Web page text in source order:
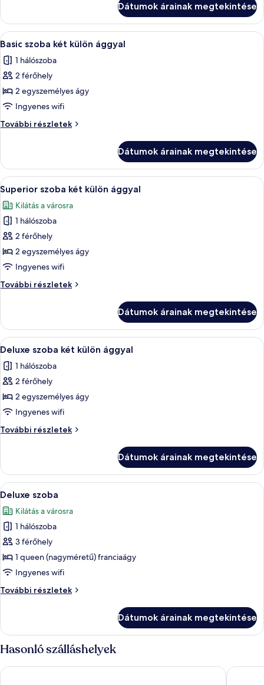
Dátumok árainak megtekintése
A
következő
szoba
összes
képének
megtekintése:
Basic
szoba
külön
ággyal
Egy szállodai szoba két ággyal, egy
5
Basic szoba két külön ággyal
1 hálószoba
2 férőhely
2 egyszemélyes ágy
Ingyenes wifi
További részletek
Basic
ággyal
további
részletei
Dátumok árainak megtekintése
A
következő
szoba
összes
képének
megtekintése:
Superior
két
Egy szállodai szoba két ággyal, piros
7
Superior szoba két külön ággyal
Kilátás a városra
1 hálószoba
2 férőhely
2 egyszemélyes ágy
Ingyenes wifi
További részletek
Superior
ággyal
további
részletei
Dátumok árainak megtekintése
A
következő
szoba
összes
képének
megtekintése:
Deluxe
szoba
külön
ággyal
Egy szállodai szoba két ággyal,
6
Deluxe szoba két külön ággyal
1 hálószoba
2 férőhely
2 egyszemélyes ágy
Ingyenes wifi
További részletek
Deluxe
ággyal
további
részletei
Dátumok árainak megtekintése
A
következő
szoba
összes
képének
megtekintése:
Deluxe
Egy szállodai szoba, amelyben egy
5
Deluxe szoba
Kilátás a városra
1 hálószoba
3 férőhely
1 queen (nagyméretű) franciaágy
Ingyenes wifi
További részletek
Deluxe
Dátumok árainak megtekintése
Hasonló szálláshelyek
Three Corners Avenue Hotel Cortile